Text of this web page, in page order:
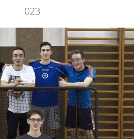
023